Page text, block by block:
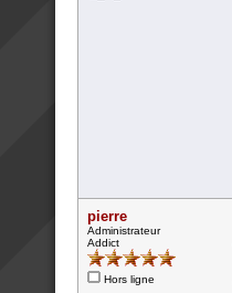
pierre
Administrateur
Addict
Hors ligne